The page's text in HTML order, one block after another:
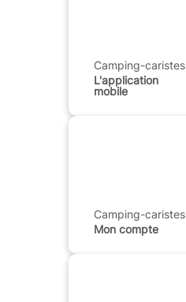
Camping-caristes
L'application
mobile
Camping-caristes
Mon compte